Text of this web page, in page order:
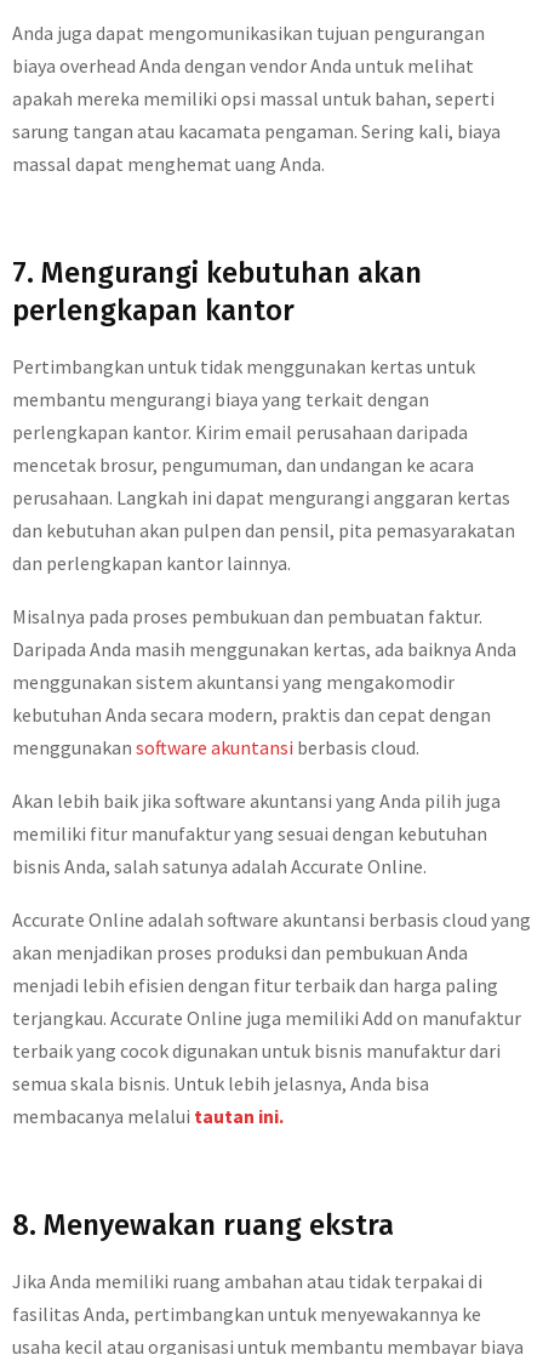
Anda juga dapat mengomunikasikan tujuan pengurangan
biaya overhead Anda dengan vendor Anda untuk melihat
apakah mereka memiliki opsi massal untuk bahan, seperti
sarung tangan atau kacamata pengaman. Sering kali, biaya
massal dapat menghemat uang Anda.
7. Mengurangi kebutuhan akan
perlengkapan kantor
Pertimbangkan untuk tidak menggunakan kertas untuk
membantu mengurangi biaya yang terkait dengan
perlengkapan kantor. Kirim email perusahaan daripada
mencetak brosur, pengumuman, dan undangan ke acara
perusahaan. Langkah ini dapat mengurangi anggaran kertas
dan kebutuhan akan pulpen dan pensil, pita pemasyarakatan
dan perlengkapan kantor lainnya.
Misalnya pada proses pembukuan dan pembuatan faktur.
Daripada Anda masih menggunakan kertas, ada baiknya Anda
menggunakan sistem akuntansi yang mengakomodir
kebutuhan Anda secara modern, praktis dan cepat dengan
menggunakan software akuntansi berbasis cloud.
Akan lebih baik jika software akuntansi yang Anda pilih juga
memiliki fitur manufaktur yang sesuai dengan kebutuhan
bisnis Anda, salah satunya adalah Accurate Online.
Accurate Online adalah software akuntansi berbasis cloud yang
akan menjadikan proses produksi dan pembukuan Anda
menjadi lebih efisien dengan fitur terbaik dan harga paling
terjangkau. Accurate Online juga memiliki Add on manufaktur
terbaik yang cocok digunakan untuk bisnis manufaktur dari
semua skala bisnis. Untuk lebih jelasnya, Anda bisa
membacanya melalui tautan ini.
8. Menyewakan ruang ekstra
Jika Anda memiliki ruang ambahan atau tidak terpakai di
fasilitas Anda, pertimbangkan untuk menyewakannya ke
usaha kecil atau organisasi untuk membantu membayar biaya